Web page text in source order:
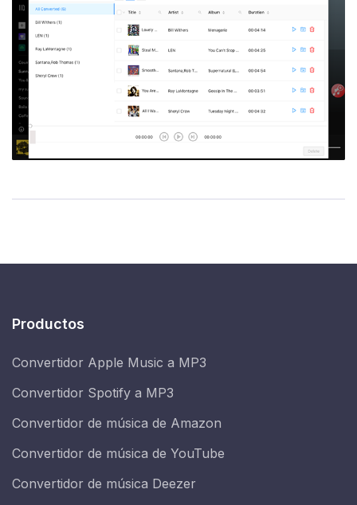
Productos
Convertidor Apple Music a MP3
Convertidor Spotify a MP3
Convertidor de música de Amazon
Convertidor de música de YouTube
Convertidor de música Deezer